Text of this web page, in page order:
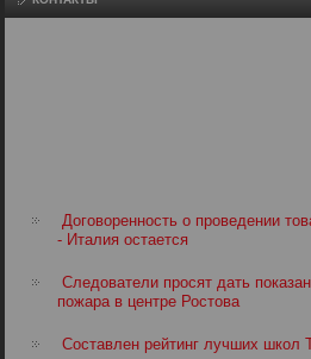
Договоренность о проведении
- Италия остается
Следователи просят дать
пожара в центре Ростова
Составлен рейтинг лучших школ